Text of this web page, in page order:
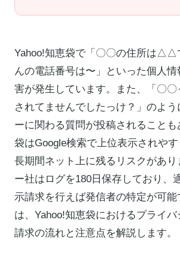
Yahoo!知恵袋で「〇〇の住所は△△
んの電話番号は〜」といった個人
害が発生しています。また、「〇
されてませんでしたっけ？」のよ
ーに関わる質問が投稿されること
袋はGoogle検索で上位表示されや
長期間ネット上に残るリスクがあり
ー社はログを180日保存しており、
示請求を行えば発信者の特定が可
は、Yahoo!知恵袋におけるプライ
請求の流れと注意点を解説します。